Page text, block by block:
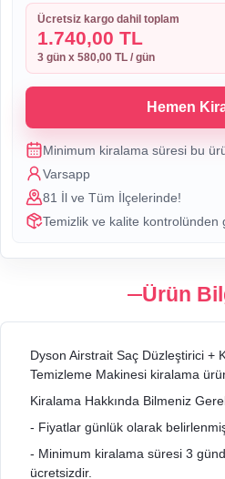
Ücretsiz kargo dahil toplam
1.740,00 TL
3 gün x 580,00 TL / gün
Hemen
Minimum kiralama süresi bu
Varsapp
81 İl ve Tüm İlçelerinde!
Temizlik ve kalite kontrolünden
Ürün
Dyson Airstrait Saç Düzleştirici +
Temizleme Makinesi kiralama
Kiralama Hakkında Bilmeniz
- Fiyatlar günlük olarak
- Minimum kiralama süresi 3
ücretsizdir.